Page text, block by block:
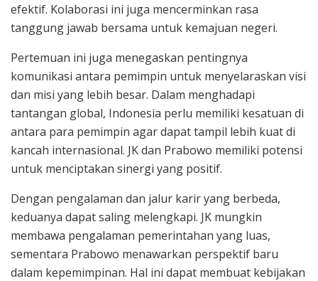
efektif. Kolaborasi ini juga mencerminkan rasa
tanggung jawab bersama untuk kemajuan negeri.
Pertemuan ini juga menegaskan pentingnya
komunikasi antara pemimpin untuk menyelaraskan visi
dan misi yang lebih besar. Dalam menghadapi
tantangan global, Indonesia perlu memiliki kesatuan di
antara para pemimpin agar dapat tampil lebih kuat di
kancah internasional. JK dan Prabowo memiliki potensi
untuk menciptakan sinergi yang positif.
Dengan pengalaman dan jalur karir yang berbeda,
keduanya dapat saling melengkapi. JK mungkin
membawa pengalaman pemerintahan yang luas,
sementara Prabowo menawarkan perspektif baru
dalam kepemimpinan. Hal ini dapat membuat kebijakan